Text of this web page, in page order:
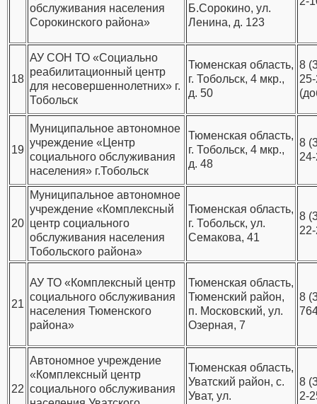
обслуживания населения
Сорокинского района»
Б.Сорокино, ул.
Ленина, д. 123
18
АУ СОН ТО «Социально
реабилитационный центр
для несовершеннолетних» г.
Тобольск
Тюменская область,
г. Тобольск, 4 мкр.,
д. 50
8
19
Муниципальное автономное
учреждение «Центр
социального обслуживания
населения» г.Тобольск
Тюменская область,
г. Тобольск, 4 мкр.,
д. 48
8
20
Муниципальное автономное
учреждение «Комплексный
центр социального
обслуживания населения
Тобольского района»
Тюменская область,
г. Тобольск, ул.
Семакова, 41
8
21
АУ ТО «Комплексный центр
социального обслуживания
населения Тюменского
района»
Тюменская область,
Тюменский район,
п. Московский, ул.
Озерная, 7
8
22
Автономное учреждение
«Комплексный центр
социального обслуживания
Тюменская область,
Уватский район, с.
Уват, ул.
8
2-